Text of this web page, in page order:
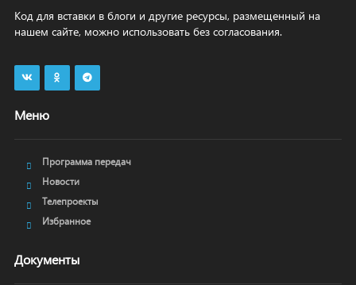
Код для вставки в блоги и другие ресурсы, размещенный на
нашем сайте, можно использовать без согласования.
Меню
Программа передач
Новости
Телепроекты
Избранное
Документы